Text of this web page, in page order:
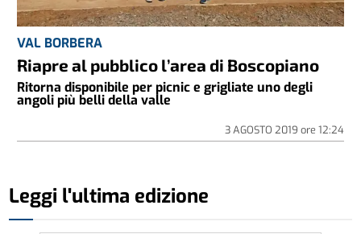
VAL BORBERA
Riapre al pubblico l’area di Boscopiano
Ritorna disponibile per picnic e grigliate uno degli
angoli più belli della valle
3 AGOSTO 2019 ore 12:24
Leggi l'ultima edizione